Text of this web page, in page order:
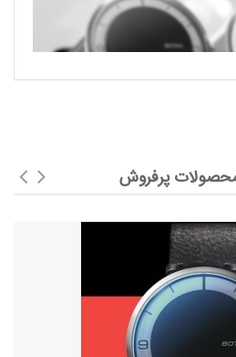
پرفروش